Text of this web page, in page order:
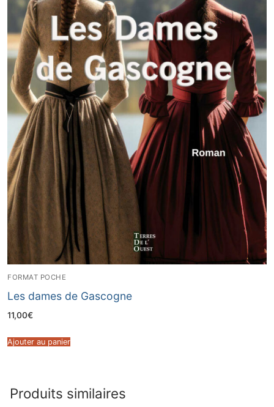
FORMAT POCHE
Les dames de Gascogne
11,00€
Ajouter au panier
Produits similaires